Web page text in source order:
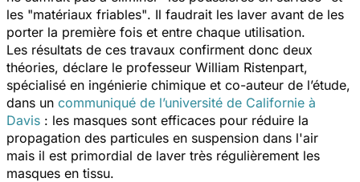
les "matériaux friables". Il faudrait les laver avant de les
porter la première fois et entre chaque utilisation.
Les résultats de ces travaux confirment donc deux
théories, déclare le professeur William Ristenpart,
spécialisé en ingénierie chimique et co-auteur de l’étude,
dans un communiqué de l’université de Californie à
Davis : les masques sont efficaces pour réduire la
propagation des particules en suspension dans l'air
mais il est primordial de laver très régulièrement les
masques en tissu.